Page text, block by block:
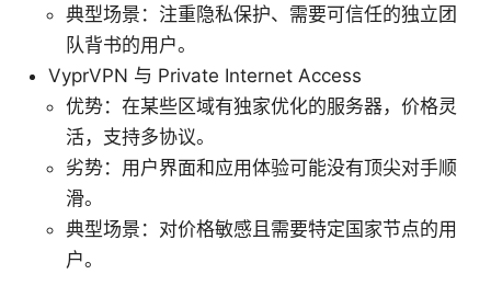
典型场景：注重隐私保护、需要可信任的独立团
队背书的用户。
VyprVPN 与 Private Internet Access
优势：在某些区域有独家优化的服务器，价格灵
活，支持多协议。
劣势：用户界面和应用体验可能没有顶尖对手顺
滑。
典型场景：对价格敏感且需要特定国家节点的用
户。